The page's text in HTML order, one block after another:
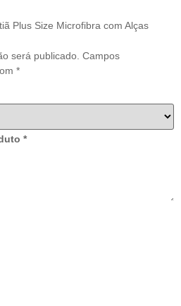
Plus Size Microfibra com Alças
será publicado. Campos
*
*